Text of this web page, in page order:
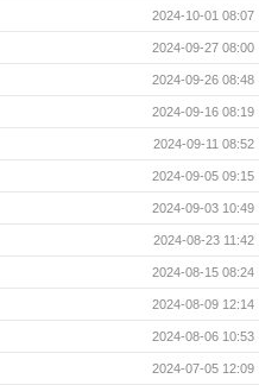
2024-10-01 08:07
2024-09-27 08:00
2024-09-26 08:48
2024-09-16 08:19
2024-09-11 08:52
2024-09-05 09:15
2024-09-03 10:49
2024-08-23 11:42
2024-08-15 08:24
2024-08-09 12:14
2024-08-06 10:53
2024-07-05 12:09